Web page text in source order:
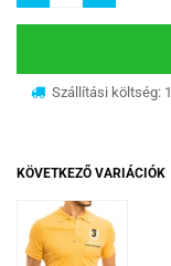
Szállítási költség:
KÖVETKEZŐ VARIÁCIÓK